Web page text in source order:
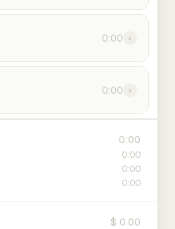
0:00 ›
0:00 ›
0:00
0:00
0:00
0:00
$ 0.00